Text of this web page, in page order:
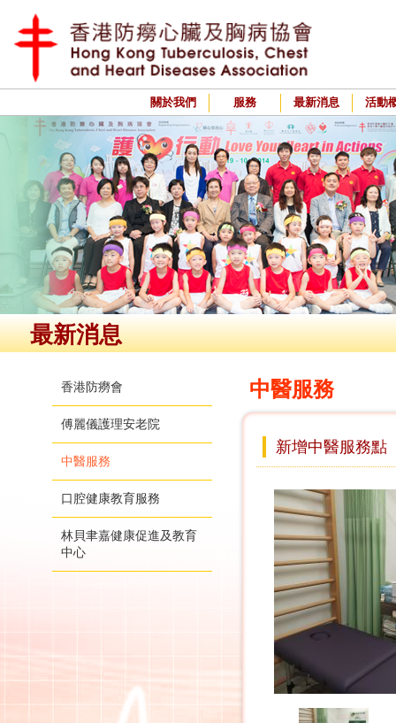
關於我們 服務 最新消息 活動
最新消息
香港防癆會
傅麗儀護理安老院
中醫服務
口腔健康教育服務
林貝聿嘉健康促進及教育
中心
中醫服務
新增中醫服務點